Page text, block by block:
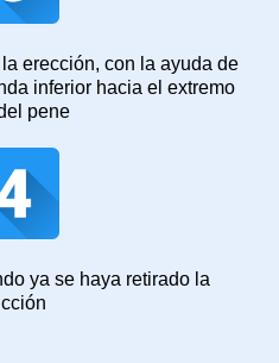
erección, con la ayuda de
inferior hacia el extremo
pene
ya se haya retirado la